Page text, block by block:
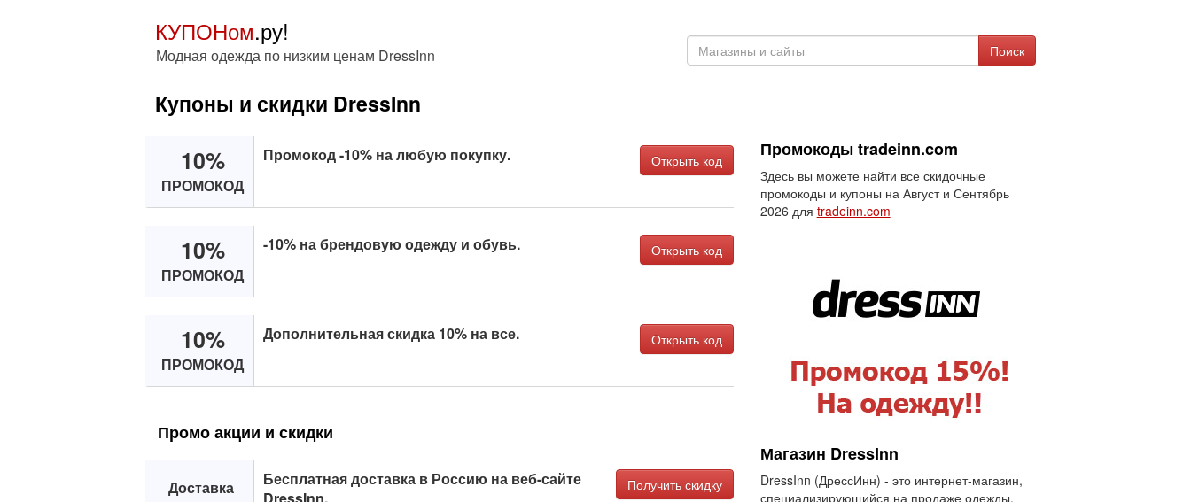
КУПОНом.ру!
Модная одежда по низким ценам DressInn Поиск
Купоны и скидки DressInn
10%
ПРОМОКОД
Промокод -10% на любую покупку. Открыть код
10%
ПРОМОКОД
-10% на брендовую одежду и обувь. Открыть код
10%
ПРОМОКОД
Дополнительная скидка 10% на все. Открыть код
Промо акции и скидки
Доставка
Бесплатная доставка в Россию на веб-сайте
Получить скидку
Промокоды tradeinn.com
Здесь вы можете найти все скидочные
промокоды и купоны на Август и Сентябрь
2026 для tradeinn.com
Магазин DressInn
DressInn (ДрессИнн) - это интернет-магазин,
специализирующийся на продаже одежды,